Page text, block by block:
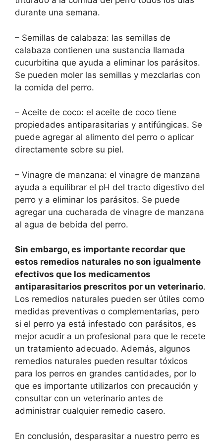
durante una semana.
– Semillas de calabaza: las semillas de
calabaza contienen una sustancia llamada
cucurbitina que ayuda a eliminar los parásitos.
Se pueden moler las semillas y mezclarlas con
la comida del perro.
– Aceite de coco: el aceite de coco tiene
propiedades antiparasitarias y antifúngicas. Se
puede agregar al alimento del perro o aplicar
directamente sobre su piel.
– Vinagre de manzana: el vinagre de manzana
ayuda a equilibrar el pH del tracto digestivo del
perro y a eliminar los parásitos. Se puede
agregar una cucharada de vinagre de manzana
al agua de bebida del perro.
Sin embargo, es importante recordar que
estos remedios naturales no son igualmente
efectivos que los medicamentos
antiparasitarios prescritos por un veterinario.
Los remedios naturales pueden ser útiles como
medidas preventivas o complementarias, pero
si el perro ya está infestado con parásitos, es
mejor acudir a un profesional para que le recete
un tratamiento adecuado. Además, algunos
remedios naturales pueden resultar tóxicos
para los perros en grandes cantidades, por lo
que es importante utilizarlos con precaución y
consultar con un veterinario antes de
administrar cualquier remedio casero.
En conclusión, desparasitar a nuestro perro es